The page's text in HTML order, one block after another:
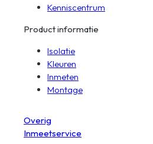
Kenniscentrum
Product informatie
Isolatie
Kleuren
Inmeten
Montage
Overig
Inmeetservice